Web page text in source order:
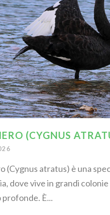
(CYGNUS
(Cygnus atratus) è una
dove vive in grandi
profonde. È...